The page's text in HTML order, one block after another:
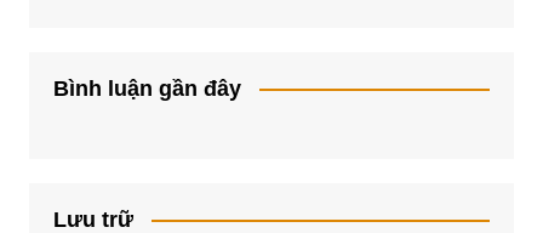
Bình luận gần đây
Lưu trữ